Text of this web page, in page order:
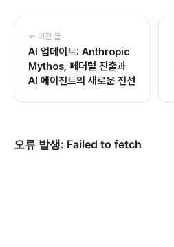
← 이전 글
AI 업데이트: Anthropic
Mythos, 페더럴 진출과
AI 에이전트의 새로운 전선